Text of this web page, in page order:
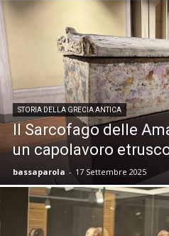
STORIA DELLA GRECIA ANTICA
Il Sarcofago delle
un capolavoro
bassaparola - 17 Settembre 2025